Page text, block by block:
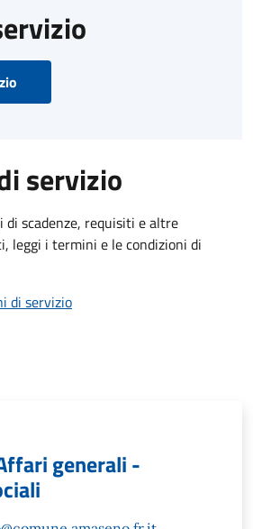
servizio
di scadenze, requisiti e altre
leggi i termini e le condizioni di
di servizio
generali -